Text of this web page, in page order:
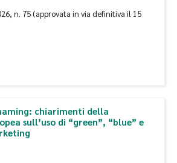
n. 75 (approvata in via definitiva il 15
chiarimenti della
sull’uso di “green”, “blue” e